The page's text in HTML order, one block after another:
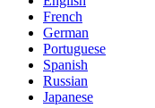
French
German
Portuguese
Spanish
Russian
Japanese